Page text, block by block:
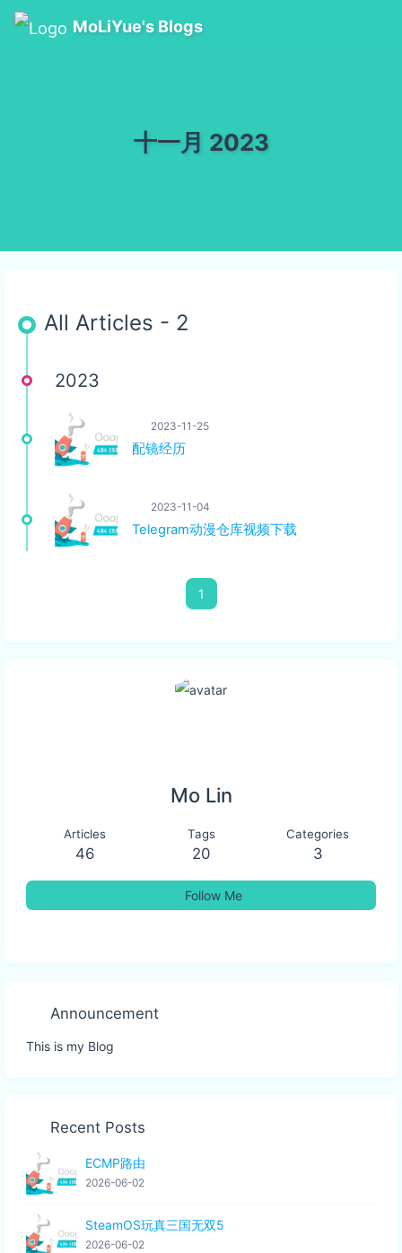
MoLiYue's Blogs
十一月 2023
All Articles - 2
2023
2023-11-25
配镜经历
2023-11-04
Telegram动漫仓库视频下载
1
Mo Lin
Articles
46
Tags
20
Categories
3
Follow Me
Announcement
This is my Blog
Recent Posts
ECMP路由
2026-06-02
SteamOS玩真三国无双5
2026-06-02